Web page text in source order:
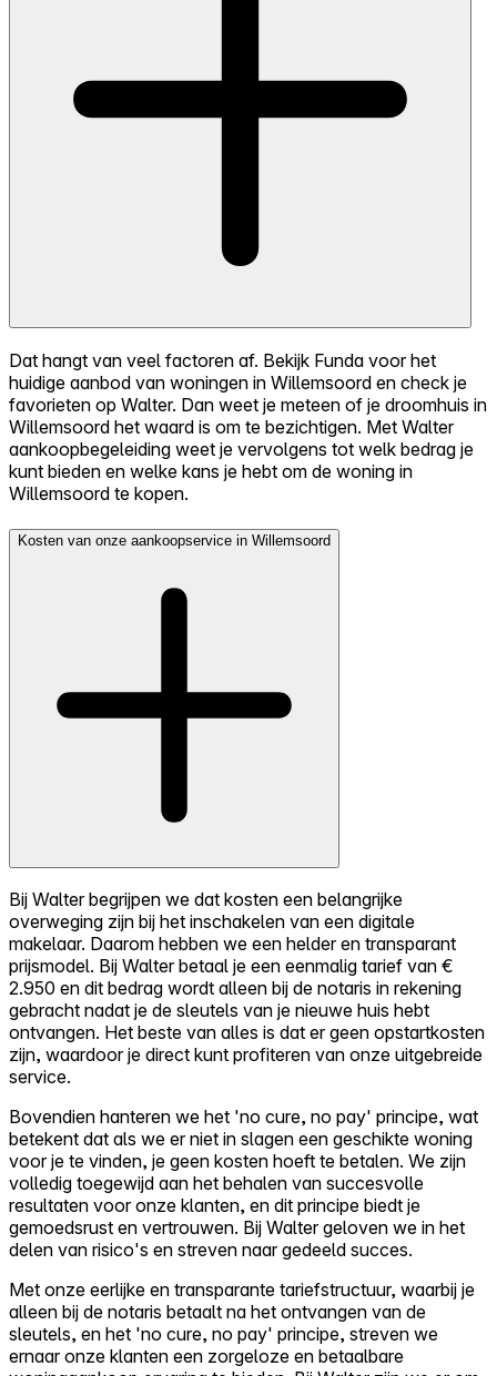
Dat hangt van veel factoren af. Bekijk Funda voor het
huidige aanbod van woningen in Willemsoord en check je
favorieten op Walter. Dan weet je meteen of je droomhuis in
Willemsoord het waard is om te bezichtigen. Met Walter
aankoopbegeleiding weet je vervolgens tot welk bedrag je
kunt bieden en welke kans je hebt om de woning in
Willemsoord te kopen.
Kosten van onze aankoopservice in Willemsoord
Bij Walter begrijpen we dat kosten een belangrijke
overweging zijn bij het inschakelen van een digitale
makelaar. Daarom hebben we een helder en transparant
prijsmodel. Bij Walter betaal je een eenmalig tarief van €
2.950 en dit bedrag wordt alleen bij de notaris in rekening
gebracht nadat je de sleutels van je nieuwe huis hebt
ontvangen. Het beste van alles is dat er geen opstartkosten
zijn, waardoor je direct kunt profiteren van onze uitgebreide
service.
Bovendien hanteren we het 'no cure, no pay' principe, wat
betekent dat als we er niet in slagen een geschikte woning
voor je te vinden, je geen kosten hoeft te betalen. We zijn
volledig toegewijd aan het behalen van succesvolle
resultaten voor onze klanten, en dit principe biedt je
gemoedsrust en vertrouwen. Bij Walter geloven we in het
delen van risico's en streven naar gedeeld succes.
Met onze eerlijke en transparante tariefstructuur, waarbij je
alleen bij de notaris betaalt na het ontvangen van de
sleutels, en het 'no cure, no pay' principe, streven we
ernaar onze klanten een zorgeloze en betaalbare